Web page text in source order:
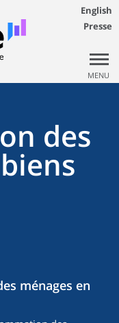
English
Presse
MENU
des
ménages en